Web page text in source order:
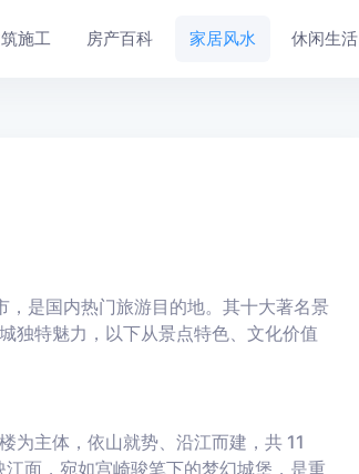
施工 房产百科 家居风水 休闲生活
是国内热门旅游目的地。其十大著名景
独特魅力，以下从景点特色、文化价值
为主体，依山就势、沿江而建，共 11
面，宛如宫崎骏笔下的梦幻城堡，是重